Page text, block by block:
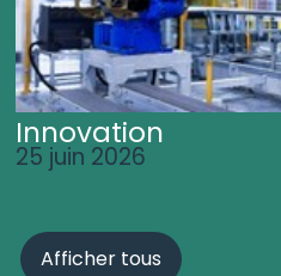
Innovation
25 juin 2026
Afficher tous